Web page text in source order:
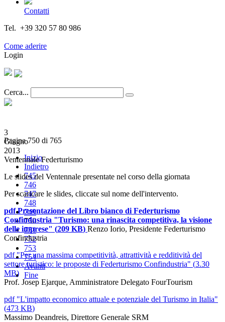
Contatti
Tel. +39 320 57 80 986
Come aderire
Login
Cerca...
3
Giugno
2013
Ventennale Federturismo
Le slides del Ventennale presentate nel corso della giornata
Per scaricare le slides, cliccate sul nome dell'intervento.
pdfPresentazione del Libro bianco di Federturismo
Confindustria "Turismo: una rinascita competitiva, la visione
delle imprese" (209 KB) Renzo Iorio, Presidente Federturismo
Confindustria
pdf"Per una massima competitività, attrattività e redditività del
settore turistico: le proposte di Federturismo Confindustria" (3.30
MB)
Prof. Josep Ejarque, Amministratore Delegato FourTourism
pdf"L'impatto economico attuale e potenziale del Turismo in Italia"
(473 KB)
Massimo Deandreis, Direttore Generale SRM
Pagina 750 di 765
Inizio
Indietro
745
746
747
748
749
750
751
752
753
754
Avanti
Fine